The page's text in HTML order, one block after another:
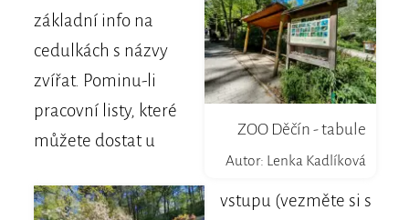
ZOO Děčín - tabule
Autor: Lenka Kadlíková
základní info na
cedulkách s názvy
zvířat. Pominu-li
pracovní listy, které
můžete dostat u
vstupu (vezměte si s